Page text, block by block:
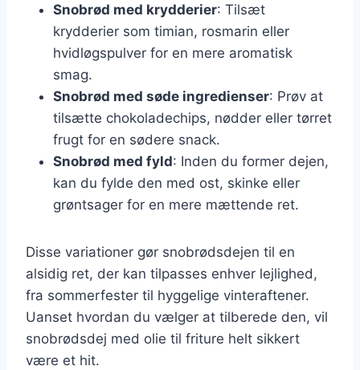
Snobrød med krydderier: Tilsæt
krydderier som timian, rosmarin eller
hvidløgspulver for en mere aromatisk
smag.
Snobrød med søde ingredienser: Prøv at
tilsætte chokoladechips, nødder eller tørret
frugt for en sødere snack.
Snobrød med fyld: Inden du former dejen,
kan du fylde den med ost, skinke eller
grøntsager for en mere mættende ret.
Disse variationer gør snobrødsdejen til en
alsidig ret, der kan tilpasses enhver lejlighed,
fra sommerfester til hyggelige vinteraftener.
Uanset hvordan du vælger at tilberede den, vil
snobrødsdej med olie til friture helt sikkert
være et hit.